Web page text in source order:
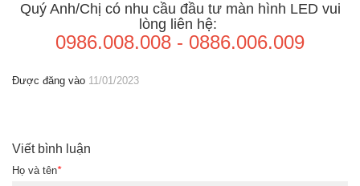
Quý Anh/Chị có nhu cầu đầu tư màn hình LED vui
lòng liên hệ:
0986.008.008 - 0886.006.009
Được đăng vào 11/01/2023
Viết bình luận
Họ và tên*